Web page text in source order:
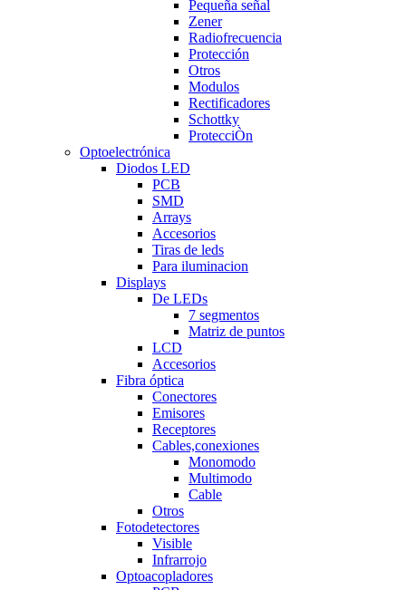
Pequeña señal
Zener
Radiofrecuencia
Protección
Otros
Modulos
Rectificadores
Schottky
ProtecciÒn
Optoelectrónica
Diodos LED
PCB
SMD
Arrays
Accesorios
Tiras de leds
Para iluminacion
Displays
De LEDs
7 segmentos
Matriz de puntos
LCD
Accesorios
Fibra óptica
Conectores
Emisores
Receptores
Cables,conexiones
Monomodo
Multimodo
Cable
Otros
Fotodetectores
Visible
Infrarrojo
Optoacopladores